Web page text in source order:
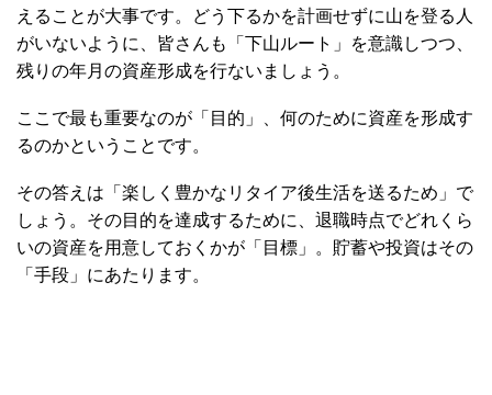
えることが大事です。どう下るかを計画せずに山を登る人
がいないように、皆さんも「下山ルート」を意識しつつ、
残りの年月の資産形成を行ないましょう。
ここで最も重要なのが「目的」、何のために資産を形成す
るのかということです。
その答えは「楽しく豊かなリタイア後生活を送るため」で
しょう。その目的を達成するために、退職時点でどれくら
いの資産を用意しておくかが「目標」。貯蓄や投資はその
「手段」にあたります。